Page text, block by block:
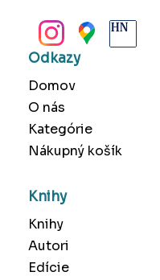
Odkazy
Domov
O nás
Kategórie
Nákupný košík
Knihy
Knihy
Autori
Edície